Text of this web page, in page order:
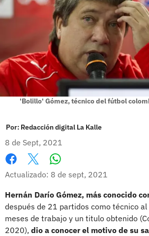
'Bolillo' Gómez, técnico del fútbol
Por: Redacción digital La Kalle
8 de Sept, 2021
Facebook
X
Actualizado: 8 de sept, 2021
Hernán Darío Gómez, más conocido
después de 21 partidos como técnico al
meses de trabajo y un titulo obtenido
2020), dio a conocer el motivo de su